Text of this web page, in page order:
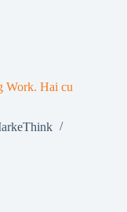
Work. Hai cu